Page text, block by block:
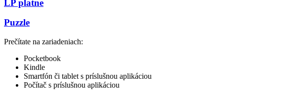
LP platne
Puzzle
Prečítate na zariadeniach:
Pocketbook
Kindle
Smartfón či tablet s príslušnou aplikáciou
Počítač s príslušnou aplikáciou